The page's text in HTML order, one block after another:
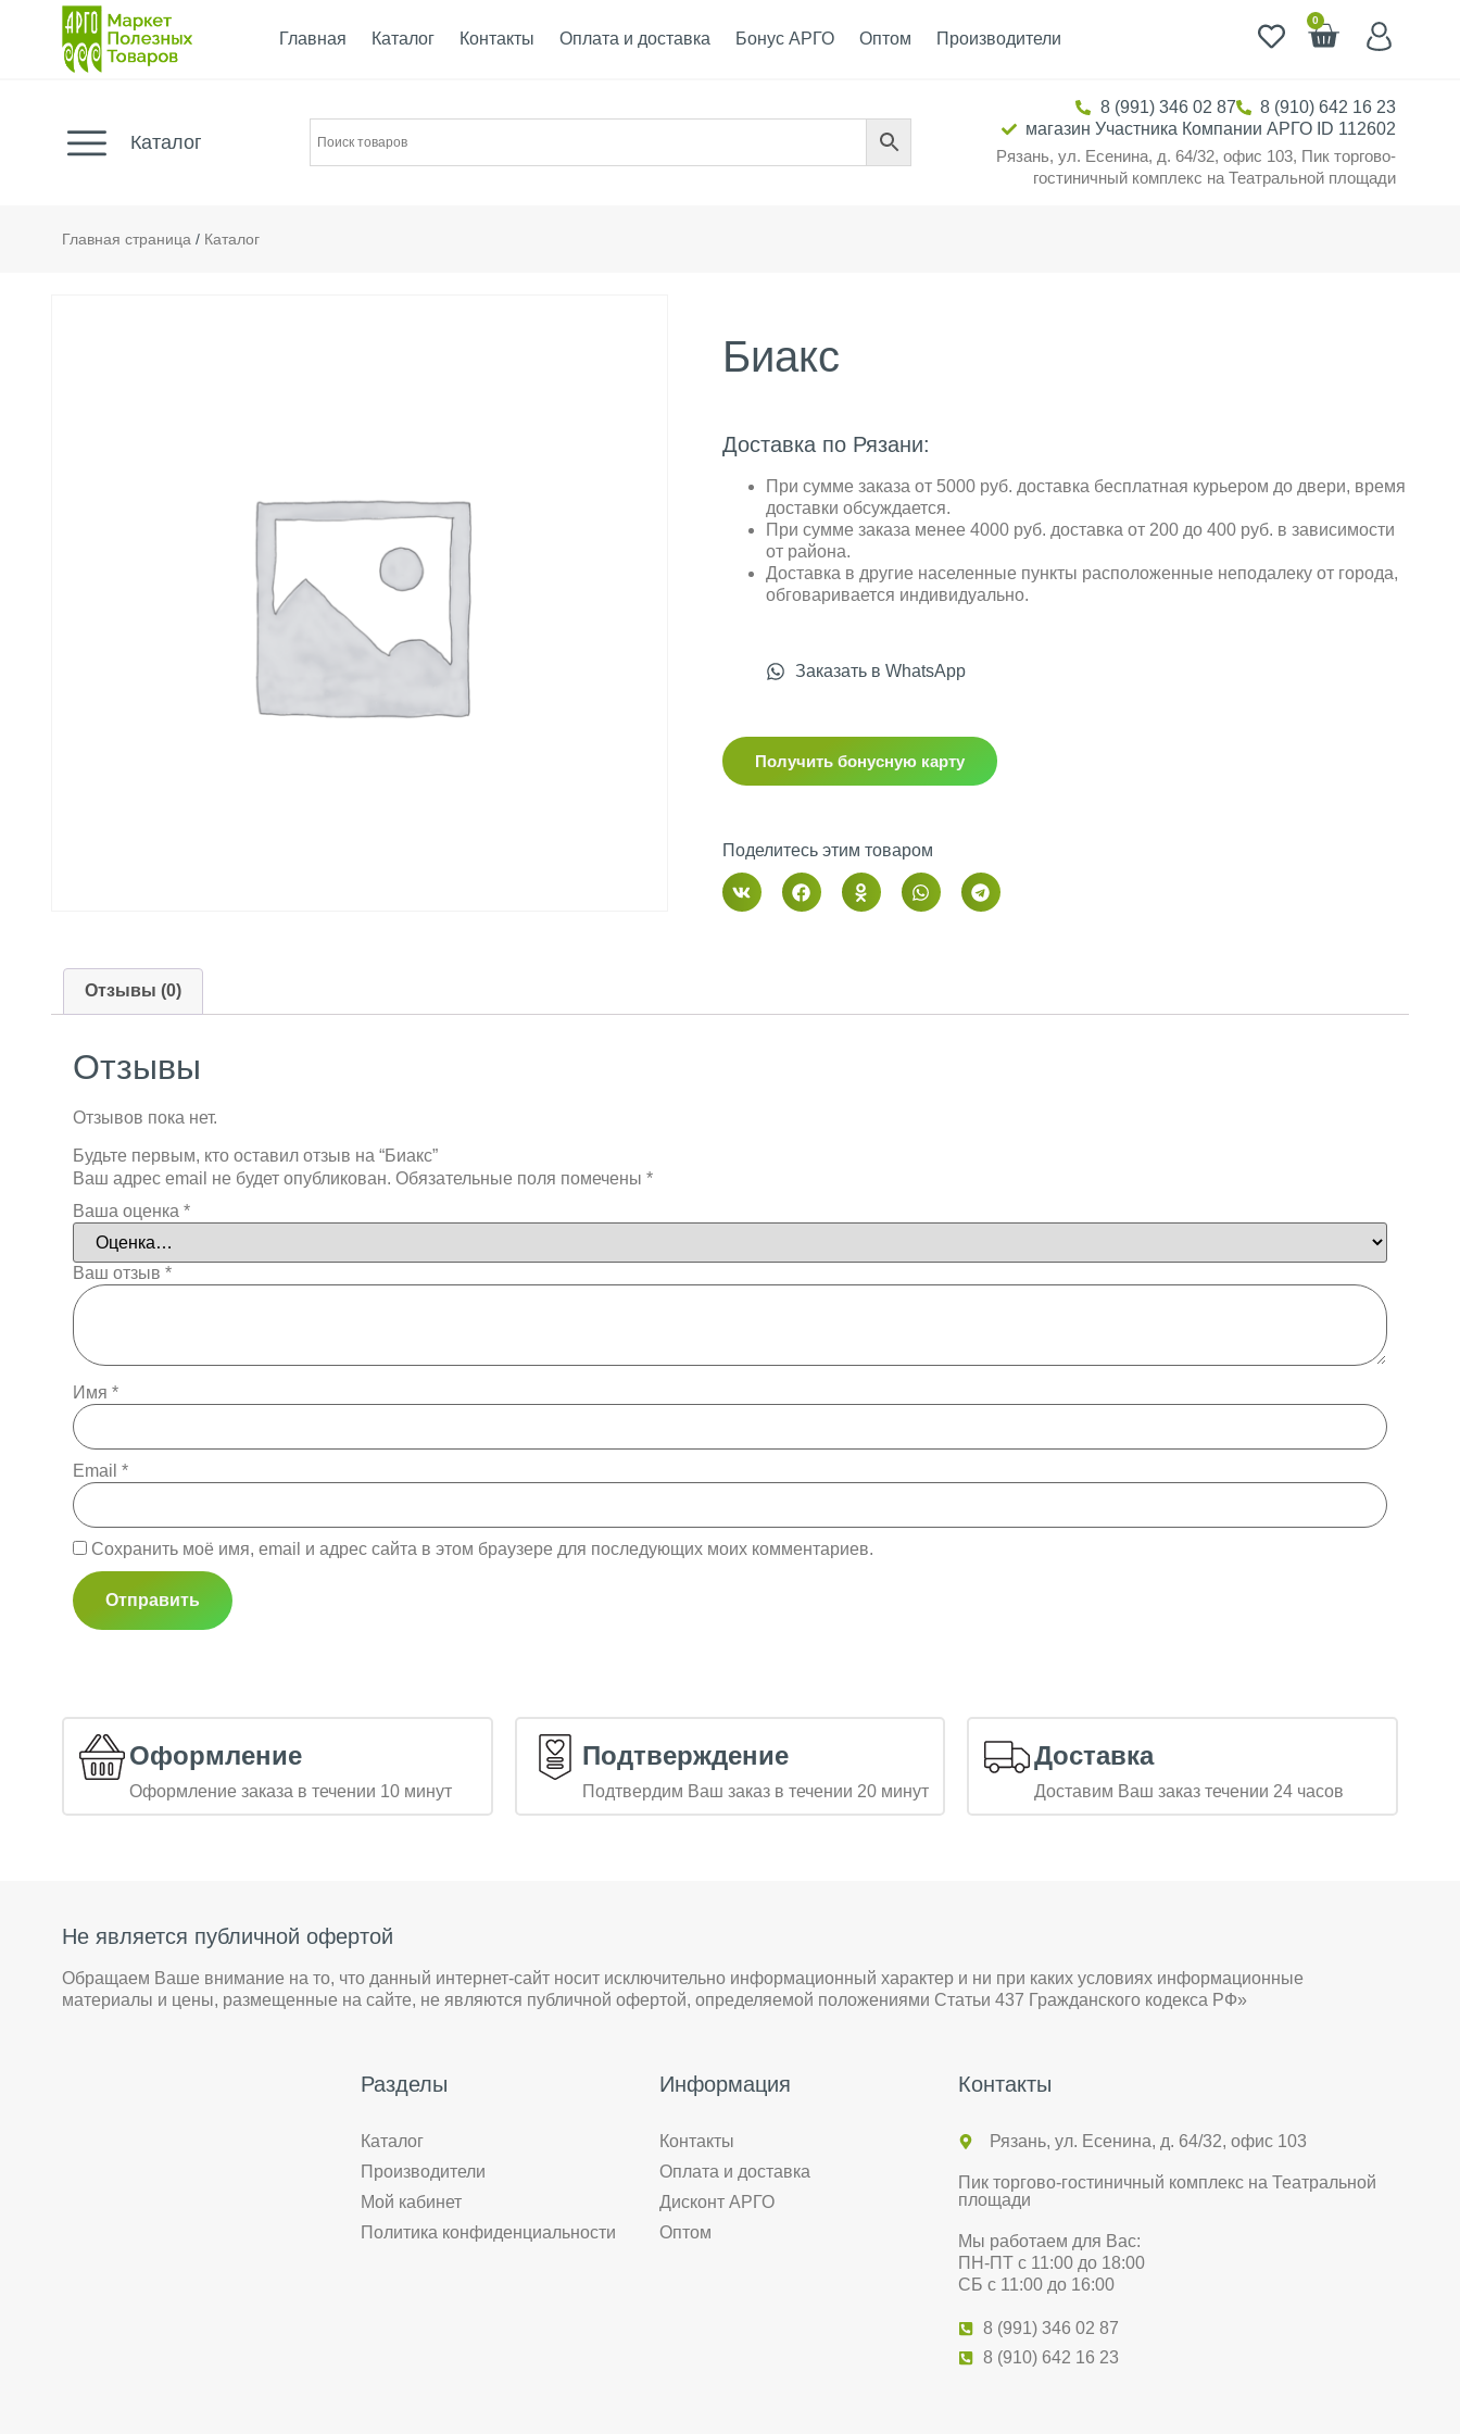
Главная Каталог Контакты Оплата и доставка Бонус АРГО Оптом Производители
0
Каталог
8 (991) 346 02 87
8 (910) 642 16 23
магазин Участника Компании АРГО ID 112602
Рязань, ул. Есенина, д. 64/32, офис 103, Пик торгово-
гостиничный комплекс на Театральной площади
Главная страница / Каталог
Биакс
Доставка по Рязани:
При сумме заказа от 5000 руб. доставка бесплатная курьером до двери, время
доставки обсуждается.
При сумме заказа менее 4000 руб. доставка от 200 до 400 руб. в зависимости
от района.
Доставка в другие населенные пункты расположенные неподалеку от города,
обговаривается индивидуально.
Заказать в WhatsApp
Получить бонусную карту
Поделитесь этим товаром
Отзывы (0)
Отзывы
Отзывов пока нет.
Будьте первым, кто оставил отзыв на “Биакс”
Ваш адрес email не будет опубликован. Обязательные поля помечены *
Ваша оценка *
Ваш отзыв *
Имя *
Email *
Сохранить моё имя, email и адрес сайта в этом браузере для последующих моих комментариев.
Оформление
Оформление заказа в течении 10 минут
Подтверждение
Подтвердим Ваш заказ в течении 20 минут
Доставка
Доставим Ваш заказ течении 24 часов
Не является публичной офертой
Обращаем Ваше внимание на то, что данный интернет-сайт носит исключительно информационный характер и ни при каких условиях информационные
материалы и цены, размещенные на сайте, не являются публичной офертой, определяемой положениями Статьи 437 Гражданского кодекса РФ»
Разделы
Каталог
Производители
Мой кабинет
Политика конфиденциальности
Информация
Контакты
Оплата и доставка
Дисконт АРГО
Оптом
Контакты
Рязань, ул. Есенина, д. 64/32, офис 103
Пик торгово-гостиничный комплекс на Театральной
площади
Мы работаем для Вас:
ПН-ПТ с 11:00 до 18:00
СБ с 11:00 до 16:00
8 (991) 346 02 87
8 (910) 642 16 23